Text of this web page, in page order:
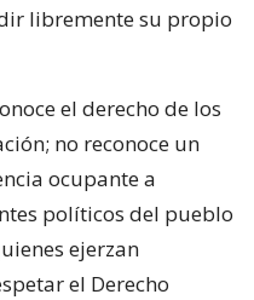
libremente su propio
el derecho de los
no reconoce un
ocupante a
políticos del pueblo
ejerzan
el Derecho